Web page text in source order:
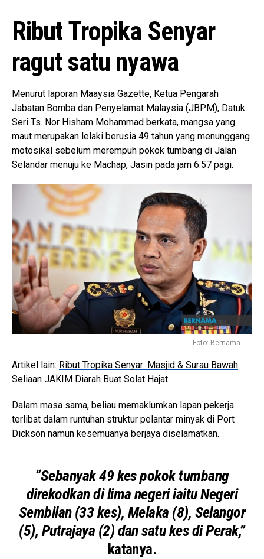
Ribut Tropika Senyar
ragut satu nyawa
Menurut laporan Maaysia Gazette, Ketua Pengarah
Jabatan Bomba dan Penyelamat Malaysia (JBPM), Datuk
Seri Ts. Nor Hisham Mohammad berkata, mangsa yang
maut merupakan lelaki berusia 49 tahun yang menunggang
motosikal sebelum merempuh pokok tumbang di Jalan
Selandar menuju ke Machap, Jasin pada jam 6.57 pagi.
Foto: Bernama
Artikel lain: Ribut Tropika Senyar: Masjid & Surau Bawah
Seliaan JAKIM Diarah Buat Solat Hajat
Dalam masa sama, beliau memaklumkan lapan pekerja
terlibat dalam runtuhan struktur pelantar minyak di Port
Dickson namun kesemuanya berjaya diselamatkan.
“Sebanyak 49 kes pokok tumbang
direkodkan di lima negeri iaitu Negeri
Sembilan (33 kes), Melaka (8), Selangor
(5), Putrajaya (2) dan satu kes di Perak,”
katanya.